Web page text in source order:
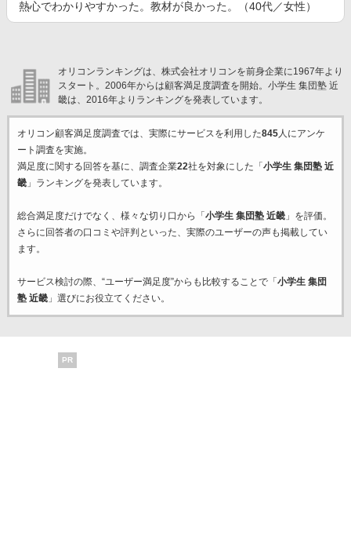
熱心でわかりやすかった。教材が良かった。（40代／女性）
オリコンランキングは、株式会社オリコンを前身企業に1967年より
スタート。2006年からは顧客満足度調査を開始。小学生 集団塾 近
畿は、2016年よりランキングを発表しています。
オリコン顧客満足度調査では、実際にサービスを利用した845人にアンケ
ート調査を実施。
満足度に関する回答を基に、調査企業22社を対象にした「 小学生 集団塾 近
畿」ランキングを発表しています。
総合満足度だけでなく、様々な切り口から「 小学生 集団塾 近畿」を評価。
さらに回答者の口コミや評判といった、実際のユーザーの声も掲載してい
ます。
サービス検討の際、“ユーザー満足度”からも比較することで「 小学生 集団
塾 近畿」選びにお役立てください。
PR